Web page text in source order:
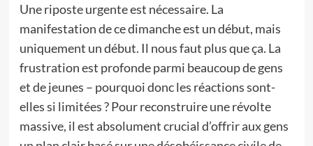
Une riposte urgente est nécessaire. La
manifestation de ce dimanche est un début, mais
uniquement un début. Il nous faut plus que ça. La
frustration est profonde parmi beaucoup de gens
et de jeunes – pourquoi donc les réactions sont-
elles si limitées ? Pour reconstruire une révolte
massive, il est absolument crucial d’offrir aux gens